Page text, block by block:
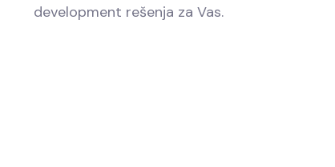
development rešenja za Vas.